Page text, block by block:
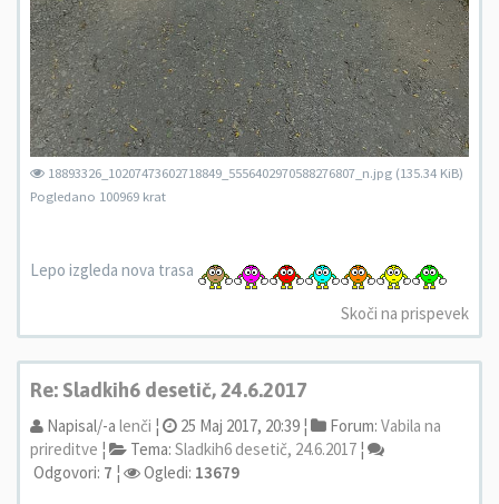
18893326_10207473602718849_5556402970588276807_n.jpg (135.34 KiB)
Pogledano 100969 krat
Lepo izgleda nova trasa
Skoči na prispevek
Re: Sladkih6 desetič, 24.6.2017
Napisal/-a lenči ¦ 25 Maj 2017, 20:39 ¦ Forum: Vabila na
prireditve ¦ Tema: Sladkih6 desetič, 24.6.2017 ¦
Odgovori: 7 ¦ Ogledi: 13679